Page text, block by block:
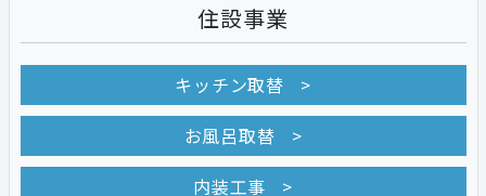
住設事業
キッチン取替
お風呂取替
内装工事